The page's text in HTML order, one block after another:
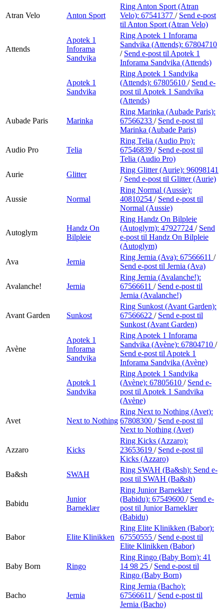
Atran Velo Anton Sport
Ring Anton Sport (Atran
Velo): 67541377 / Send e-post
til Anton Sport (Atran Velo)
Attends
Apotek 1
Inforama
Sandvika
Ring Apotek 1 Inforama
Sandvika (Attends): 67804710
/ Send e-post til Apotek 1
Inforama Sandvika (Attends)
Apotek 1
Sandvika
Ring Apotek 1 Sandvika
(Attends): 67805610 / Send e-
post til Apotek 1 Sandvika
(Attends)
Aubade Paris Marinka
Ring Marinka (Aubade Paris):
67566233 / Send e-post til
Marinka (Aubade Paris)
Audio Pro Telia
Ring Telia (Audio Pro):
67546839 / Send e-post til
Telia (Audio Pro)
Aurie
Glitter
Ring Glitter (Aurie): 96098141
/ Send e-post til Glitter (Aurie)
Aussie Normal
Ring Normal (Aussie):
40810254 / Send e-post til
Normal (Aussie)
Autoglym
Handz On
Bilpleie
Ring Handz On Bilpleie
(Autoglym): 47927724 / Send
e-post til Handz On Bilpleie
(Autoglym)
Ava
Jernia
Ring Jernia (Ava): 67566611 /
Send e-post til Jernia (Ava)
Avalanche! Jernia
Ring Jernia (Avalanche!):
67566611 / Send e-post til
Jernia (Avalanche!)
Avant Garden Sunkost
Ring Sunkost (Avant Garden):
67566622 / Send e-post til
Sunkost (Avant Garden)
Avène
Apotek 1
Inforama
Sandvika
Ring Apotek 1 Inforama
Sandvika (Avène): 67804710 /
Send e-post til Apotek 1
Inforama Sandvika (Avène)
Apotek 1
Sandvika
Ring Apotek 1 Sandvika
(Avène): 67805610 / Send e-
post til Apotek 1 Sandvika
(Avène)
Avet Next to Nothing
Ring Next to Nothing (Avet):
67808300 / Send e-post til
Next to Nothing (Avet)
Azzaro Kicks
Ring Kicks (Azzaro):
23653619 / Send e-post til
Kicks (Azzaro)
Ba&sh
SWAH
Ring SWAH (Ba&sh): Send e-
post til SWAH (Ba&sh)
Babidu
Junior
Barneklær
Ring Junior Barneklær
(Babidu): 67549600 / Send e-
post til Junior Barneklær
(Babidu)
Babor Elite Klinikken
Ring Elite Klinikken (Babor):
67550555 / Send e-post til
Elite Klinikken (Babor)
Baby Born Ringo
Ring Ringo (Baby Born): 41
14 98 25 / Send e-post til
Ringo (Baby Born)
Bacho Jernia
Ring Jernia (Bacho):
67566611 / Send e-post til
Jernia (Bacho)